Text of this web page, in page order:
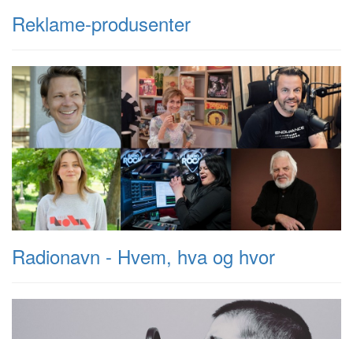
Reklame-produsenter
Radionavn - Hvem, hva og hvor